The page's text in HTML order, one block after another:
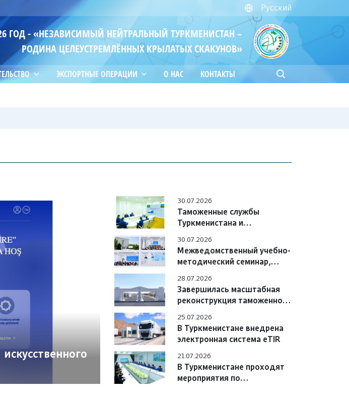
Русский
ГОД - «НЕЗАВИСИМЫЙ НЕЙТРАЛЬНЫЙ ТУРКМЕНИСТАН –
РОДИНА ЦЕЛЕУСТРЕМЛЁННЫХ КРЫЛАТЫХ СКАКУНОВ»
ЭКСПОРТНЫЕ ОПЕРАЦИИ О НАС КОНТАКТЫ
30.07.2026
Таможенные службы
Туркменистана и
вопросы практического
взаимодействия
30.07.2026
Межведомственный учебно-
методический семинар,
28.07.2026
Завершилась масштабная
реконструкция таможенного
25.07.2026
В Туркменистане внедрена
электронная система eTIR
21.07.2026
В Туркменистане проходят
мероприятия по